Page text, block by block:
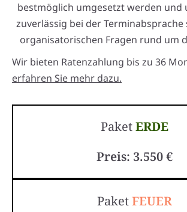
bestmöglich umgesetzt werden und
zuverlässig bei der Terminabsprache
organisatorischen Fragen rund um
Wir bieten Ratenzahlung bis zu 36
erfahren Sie mehr dazu.
PaketERDE
Preis: 3.550 €
PaketFEUER